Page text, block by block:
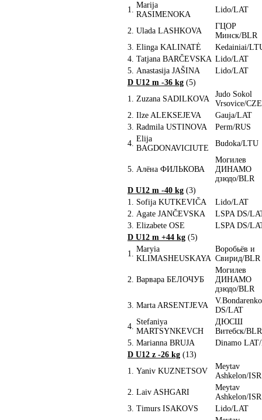
1.
Marija
RASIMENOKA
Lido/LAT
2. Ulada LASHKOVA
ГЦОР
Минск/BLR
3. Elinga KALINATĖ
Kedainiai/
4. Tatjana BARČEVSKA Lido/LAT
5. Anastasija JAŠINA
Lido/LAT
D U12 m -36 kg (5)
1. Zuzana SADILKOVA
Judo Sokol
Vrsovice/CZE
2. Ilze ALEKSEJEVA
Gauja/LAT
3. Radmila USTINOVA
Perm/RUS
4.
Elija
BAGDONAVICIUTE
Budoka/LTU
5. Алёна ФИЛЬКОВА
Могилев
ДИНАМО
дзюдо/BLR
D U12 m -40 kg (3)
1. Sofija KUTKEVIČA
Lido/LAT
2. Agate JANČEVSKA
LSPA DS/
3. Elizabete OSE
LSPA DS/
D U12 m +44 kg (5)
1.
Maryia
KLIMASHEUSKAYA
Воробьёв и
Свирид/BLR
2. Варвара БЕЛОЧУБ
Могилев
ДИНАМО
дзюдо/BLR
3. Marta ARSENTJEVA
V.Bondarenko
DS/LAT
4.
Stefaniya
MARTSYNKEVCH
ДЮСШ
Витебск/BLR
5. Marianna BRUJA
Dinamo
D U12 z -26 kg (13)
1. Yaniv KUZNETSOV
Meytav
Ashkelon/ISR
2. Laiv ASHGARI
Meytav
Ashkelon/ISR
3. Timurs ISAKOVS
Lido/LAT